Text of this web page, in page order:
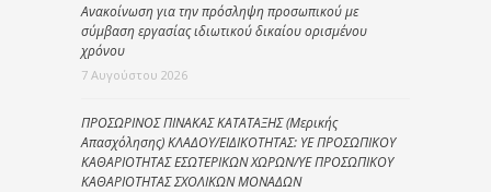
Ανακοίνωση για την πρόσληψη προσωπικού με
σύμβαση εργασίας ιδιωτικού δικαίου ορισμένου
χρόνου
7 Αυγούστου 2026
ΠΡΟΣΩΡΙΝΟΣ ΠΙΝΑΚΑΣ ΚΑΤΑΤΑΞΗΣ (Μερικής
Απασχόλησης) ΚΛΑΔΟΥ/ΕΙΔΙΚΟΤΗΤΑΣ: ΥΕ ΠΡΟΣΩΠΙΚΟΥ
ΚΑΘΑΡΙΟΤΗΤΑΣ ΕΣΩΤΕΡΙΚΩΝ ΧΩΡΩΝ/ΥΕ ΠΡΟΣΩΠΙΚΟΥ
ΚΑΘΑΡΙΟΤΗΤΑΣ ΣΧΟΛΙΚΩΝ ΜΟΝΑΔΩΝ